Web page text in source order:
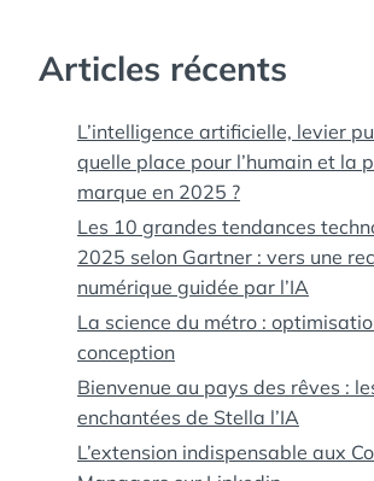
Articles récents
L’intelligence artificielle, levier
quelle place pour l’humain et la
marque en 2025 ?
Les 10 grandes tendances
2025 selon Gartner : vers une
numérique guidée par l’IA
La science du métro :
conception
Bienvenue au pays des rêves :
enchantées de Stella l’IA
L’extension indispensable aux